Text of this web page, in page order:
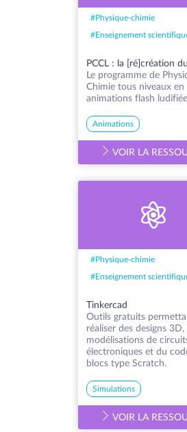
#Physique-chimie
#Enseignement
PCCL : la [ré]création
Le programme de
Chimie tous niveaux en
animations flash
Animations
VOIR LA
#Physique-chimie
#Enseignement
Tinkercad
Outils gratuits
réaliser des designs 3D,
modélisations de
électroniques et du
blocs type Scratch.
Simulations
VOIR LA